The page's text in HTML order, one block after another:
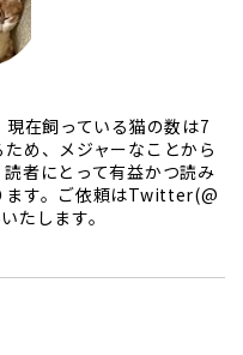
在飼っている猫の数は7
め、メジャーなことから
者にとって有益かつ読み
ます。ご依頼はTwitter(@
します。